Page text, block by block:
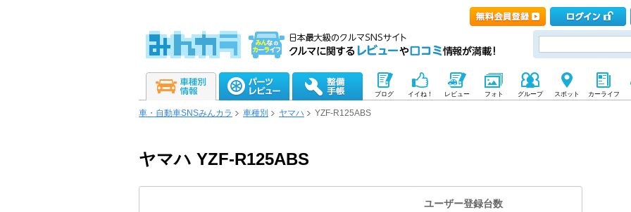
ブログ イイね！ レビュー フォト グループ スポット カーライフ
車・自動車SNSみんカラ 車種別 ヤマハ YZF-R125ABS
ヤマハ YZF-R125ABS
ユーザー登録台数